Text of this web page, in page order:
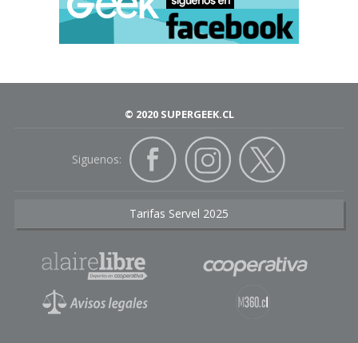
© 2020 SUPERGEEK.CL
Siguenos:
Tarifas Servel 2025